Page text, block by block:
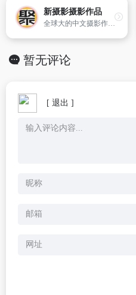
新摄影摄影作品
全球大的中文摄影作品交流网站
暂无评论
[ 退出 ]